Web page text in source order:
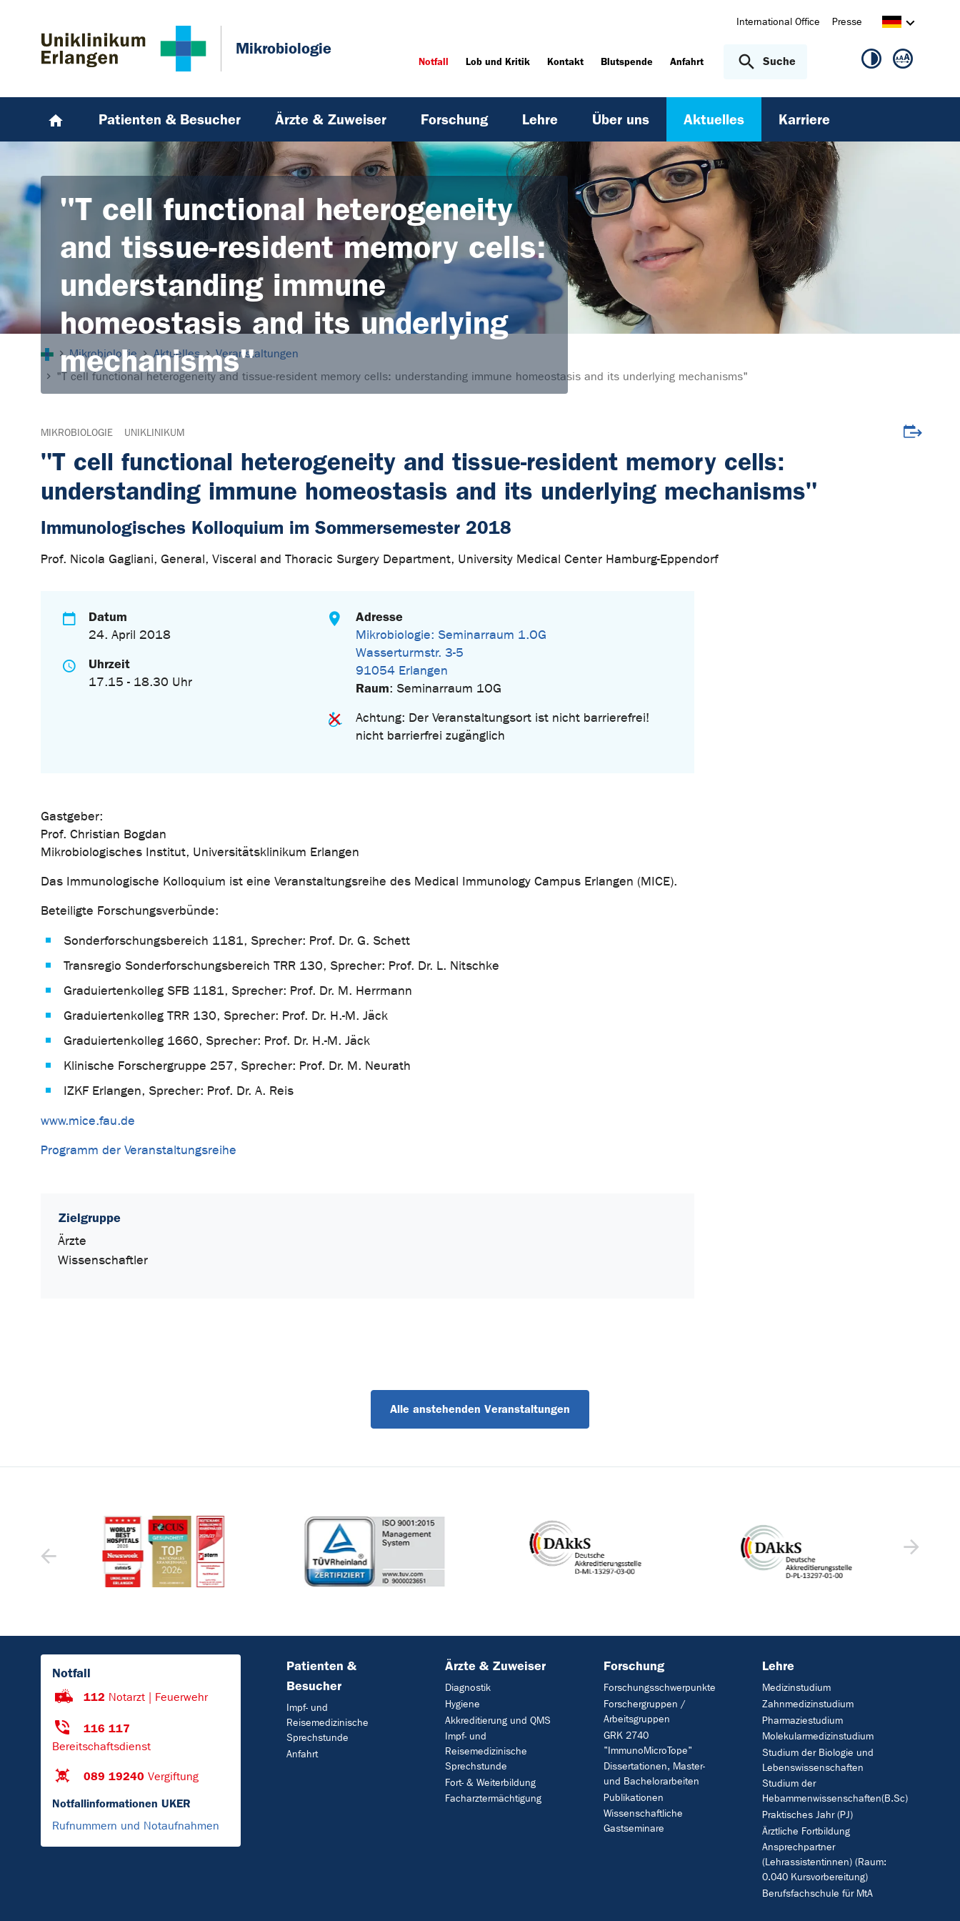
Mikrobiologie
International Office Presse
Notfall Lob und Kritik Kontakt Blutspende Anfahrt Suche
Patienten & Besucher Ärzte & Zuweiser Forschung Lehre Über uns Aktuelles Karriere
"T cell functional heterogeneity
and tissue-resident memory cells:
understanding immune
homeostasis and its underlying
mechanisms"
Mikrobiologie Aktuelles
Veranstaltungen
"T cell functional heterogeneity and tissue-resident memory cells: understanding immune homeostasis and its underlying mechanisms"
MIKROBIOLOGIE UNIKLINIKUM
"T cell functional heterogeneity and tissue-resident memory cells:
understanding immune homeostasis and its underlying mechanisms"
Immunologisches Kolloquium im Sommersemester 2018
Prof. Nicola Gagliani, General, Visceral and Thoracic Surgery Department, University Medical Center Hamburg-Eppendorf
Datum
24. April 2018
Uhrzeit
17.15 - 18.30 Uhr
Adresse
Mikrobiologie: Seminarraum 1.OG
Wasserturmstr. 3-5
91054 Erlangen
Raum: Seminarraum 1OG
Achtung: Der Veranstaltungsort ist nicht barrierefrei!
nicht barrierfrei zugänglich
Gastgeber:
Prof. Christian Bogdan
Mikrobiologisches Institut, Universitätsklinikum Erlangen
Das Immunologische Kolloquium ist eine Veranstaltungsreihe des Medical Immunology Campus Erlangen (MICE).
Beteiligte Forschungsverbünde:
Sonderforschungsbereich 1181, Sprecher: Prof. Dr. G. Schett
Transregio Sonderforschungsbereich TRR 130, Sprecher: Prof. Dr. L. Nitschke
Graduiertenkolleg SFB 1181, Sprecher: Prof. Dr. M. Herrmann
Graduiertenkolleg TRR 130, Sprecher: Prof. Dr. H.-M. Jäck
Graduiertenkolleg 1660, Sprecher: Prof. Dr. H.-M. Jäck
Klinische Forschergruppe 257, Sprecher: Prof. Dr. M. Neurath
IZKF Erlangen, Sprecher: Prof. Dr. A. Reis
www.mice.fau.de
Programm der Veranstaltungsreihe
Zielgruppe
Ärzte
Wissenschaftler
Alle anstehenden Veranstaltungen
Notfall
112 Notarzt | Feuerwehr
116 117
Bereitschaftsdienst
089 19240 Vergiftung
Notfallinformationen UKER
Rufnummern und Notaufnahmen
Patienten &
Besucher
Impf- und
Reisemedizinische
Sprechstunde
Anfahrt
Ärzte & Zuweiser
Diagnostik
Hygiene
Akkreditierung und QMS
Impf- und
Reisemedizinische
Sprechstunde
Fort- & Weiterbildung
Facharztermächtigung
Forschung
Forschungsschwerpunkte
Forschergruppen /
Arbeitsgruppen
GRK 2740
"ImmunoMicroTope"
Dissertationen, Master-
und Bachelorarbeiten
Publikationen
Wissenschaftliche
Gastseminare
Lehre
Medizinstudium
Zahnmedizinstudium
Pharmaziestudium
Molekularmedizinstudium
Studium der Biologie und
Lebenswissenschaften
Studium der
Hebammenwissenschaften(B.Sc)
Praktisches Jahr (PJ)
Ärztliche Fortbildung
Ansprechpartner
(Lehrassistentinnen) (Raum:
0.040 Kursvorbereitung)
Berufsfachschule für MtA